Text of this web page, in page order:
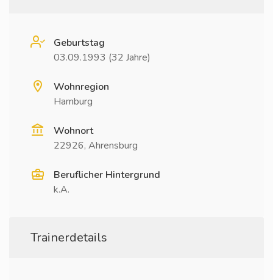
Geburtstag
03.09.1993 (32 Jahre)
Wohnregion
Hamburg
Wohnort
22926, Ahrensburg
Beruflicher Hintergrund
k.A.
Trainerdetails